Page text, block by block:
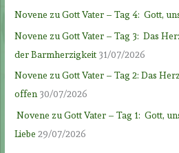
Novene zu Gott Vater – Tag 4: Gott,
Novene zu Gott Vater – Tag 3: Das
der Barmherzigkeit 31/07/2026
Novene zu Gott Vater – Tag 2: Das
offen 30/07/2026
Novene zu Gott Vater – Tag 1: Gott,
Liebe 29/07/2026